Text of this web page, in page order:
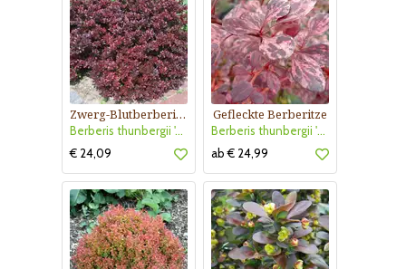
Zwerg-Blutberberitze
Berberis thunbergii 'Atropurpurea Nana'
€ 24,09
Gefleckte Berberitze
Berberis thunbergii 'Rose Glow'
ab € 24,99